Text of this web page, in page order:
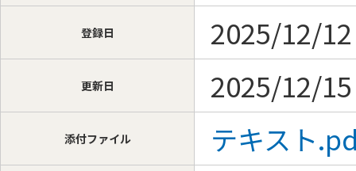
登録日 2025/12/
更新日 2025/12/15
添付ファイル テキスト